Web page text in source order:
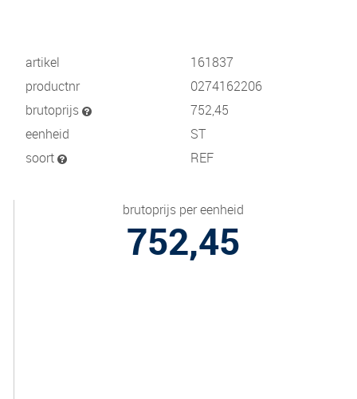
artikel
161837
productnr
0274162206
brutoprijs
752,45
eenheid
ST
soort
REF
brutoprijs per eenheid
752,45